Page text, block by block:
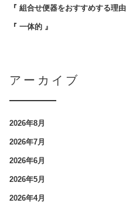
『 組合せ便器をおすすめする理由
『 一体的 』
アーカイブ
2026年8月
2026年7月
2026年6月
2026年5月
2026年4月